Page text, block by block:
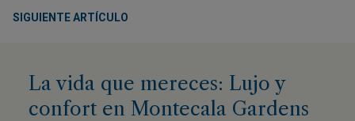
SIGUIENTE ARTÍCULO
La vida que mereces: Lujo y
confort en Montecala Gardens